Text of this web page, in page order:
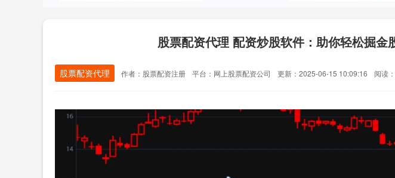
股票配资代理 配资炒股软件：助你轻松掘金
股票配资代理 作者：股票配资注册 平台：网上股票配资公司 更新：2025-06-15 10:09:16 阅读